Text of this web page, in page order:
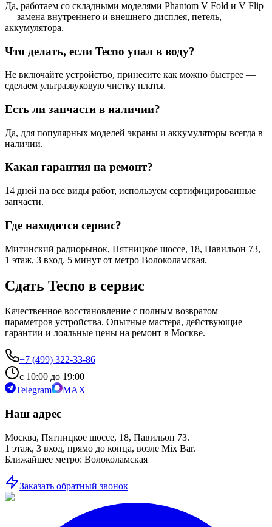
Да, работаем со складными моделями Phantom V Fold и V Flip
— замена внутреннего и внешнего дисплея, петель,
аккумулятора.
Что делать, если Tecno упал в воду?
Не включайте устройство, принесите как можно быстрее —
сделаем ультразвуковую чистку платы.
Есть ли запчасти в наличии?
Да, для популярных моделей экраны и аккумуляторы всегда в
наличии.
Какая гарантия на ремонт?
14 дней на все виды работ, используем сертифицированные
запчасти.
Где находится сервис?
Митинский радиорынок, Пятницкое шоссе, 18, Павильон 73,
1 этаж, 3 вход. 5 минут от метро Волоколамская.
Сдать Tecno в сервис
Качественное восстановление с полным возвратом
параметров устройства. Опытные мастера, действующие
гарантии и лояльные цены на ремонт в Москве.
+7 (499) 322-33-86
с 10:00 до 19:00
Telegram
MAX
Наш адрес
Москва, Пятницкое шоссе, 18, Павильон 73.
1 этаж, 3 вход, прямо до конца, возле Mix Bar.
Ближайшее метро: Волоколамская
Заказать обратный звонок